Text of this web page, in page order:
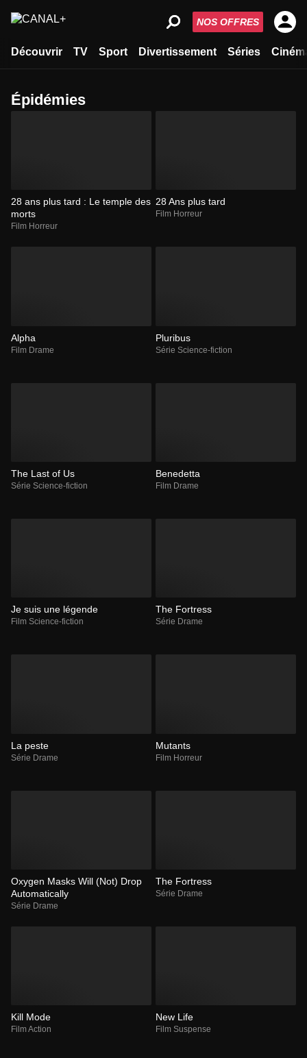
Découvrir TV Sport Divertissement Séries
NOS OFFRES
épidémies
28 ans plus tard : Le temple des
morts
Film Horreur
28 Ans plus tard
Film Horreur
Alpha
Film Drame
Pluribus
Série Science-fiction
The Last of Us
Série Science-fiction
Benedetta
Film Drame
Je suis une légende
Film Science-fiction
The Fortress
Série Drame
La peste
Série Drame
Mutants
Film Horreur
Oxygen Masks Will (Not) Drop
Automatically
Série Drame
The Fortress
Série Drame
Kill Mode
Film Action
New Life
Film Suspense